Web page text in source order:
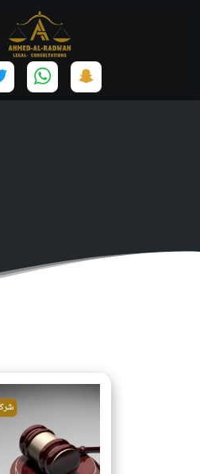
تابعنا
على
تابعنا
على